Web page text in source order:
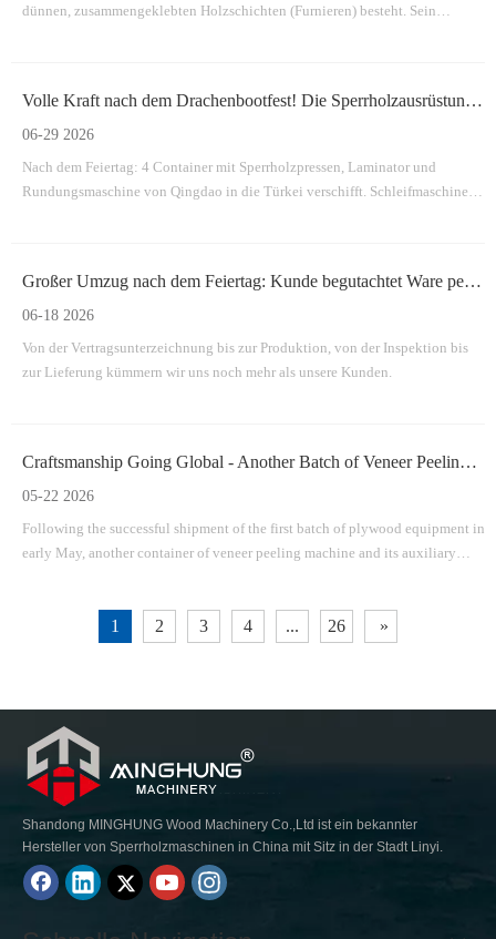
dünnen, zusammengeklebten Holzschichten (Furnieren) besteht. Sein
Volle Kraft nach dem Drachenbootfest! Die Sperrholzausrüstung eines türkischen Kunden hat Sai eingestellt
06-29 2026
Nach dem Feiertag: 4 Container mit Sperrholzpressen, Laminator und
Rundungsmaschine von Qingdao in die Türkei verschifft. Schleifmaschine,
Großer Umzug nach dem Feiertag: Kunde begutachtet Ware persönlich – Unsere Sperrholzmaschinen sind versandbereit!
06-18 2026
Von der Vertragsunterzeichnung bis zur Produktion, von der Inspektion bis
zur Lieferung kümmern wir uns noch mehr als unsere Kunden.
Craftsmanship Going Global - Another Batch of Veneer Peeling Machine & Auxiliary Equipment Shipped To Qingdao Port
05-22 2026
Following the successful shipment of the first batch of plywood equipment in
early May, another container of veneer peeling machine and its auxiliary
1 2 3 4 ... 26 »
Shandong MINGHUNG Wood Machinery Co.,Ltd ist ein bekannter
Hersteller von Sperrholzmaschinen in China mit Sitz in der Stadt Linyi.